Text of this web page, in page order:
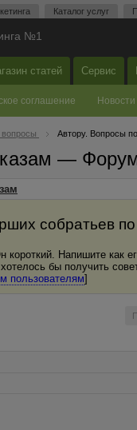
Каталог услуг
№1
статей Сервис
соглашение Новости
Автору. Вопросы
—
собратьев
короткий. Напишите как
бы получить
пользователям]